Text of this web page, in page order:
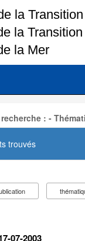
: -
trouvés
07-2003